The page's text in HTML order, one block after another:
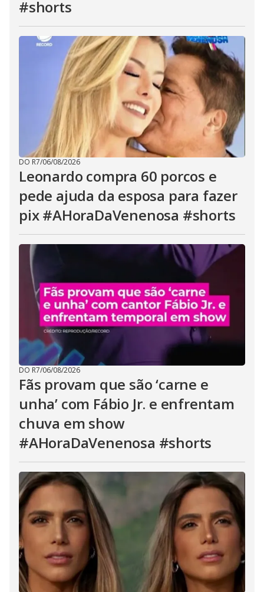
#shorts
DO R7/06/08/2026
Leonardo compra 60 porcos e
pede ajuda da esposa para fazer
pix #AHoraDaVenenosa #shorts
DO R7/06/08/2026
Fãs provam que são ‘carne e
unha’ com Fábio Jr. e enfrentam
chuva em show
#AHoraDaVenenosa #shorts